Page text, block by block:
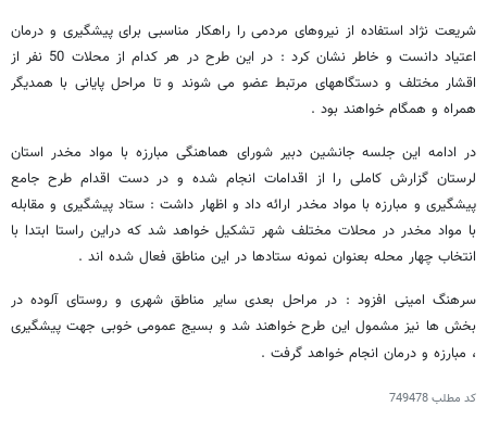
شریعت نژاد استفاده از نیروهای مردمی را راهکار مناسبی برای پیشگیری و درمان
اعتیاد دانست و خاطر نشان کرد : در این طرح در هر کدام از محلات 50 نفر از
اقشار مختلف و دستگاههای مرتبط عضو می شوند و تا مراحل پایانی با همدیگر
همراه و همگام خواهند بود .
در ادامه این جلسه جانشین دبیر شورای هماهنگی مبارزه با مواد مخدر استان
لرستان گزارش کاملی را از اقدامات انجام شده و در دست اقدام طرح جامع
پیشگیری و مبارزه با مواد مخدر ارائه داد و اظهار داشت : ستاد پیشگیری و مقابله
با مواد مخدر در محلات مختلف شهر تشکیل خواهد شد که دراین راستا ابتدا با
انتخاب چهار محله بعنوان نمونه ستادها در این مناطق فعال شده اند .
سرهنگ امینی افزود : در مراحل بعدی سایر مناطق شهری و روستای آلوده در
بخش ها نیز مشمول این طرح خواهند شد و بسیج عمومی خوبی جهت پیشگیری
، مبارزه و درمان انجام خواهد گرفت .
کد مطلب749478